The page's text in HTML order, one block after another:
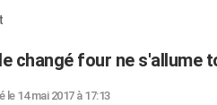
changé four ne s'allume
le 14 mai 2017 à 17:13